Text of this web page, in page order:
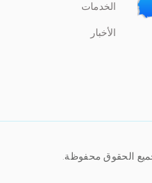
الخدمات
الأخبار